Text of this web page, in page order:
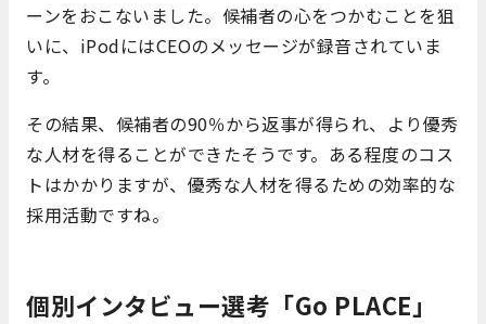
ーンをおこないました。候補者の心をつかむことを狙
いに、iPodにはCEOのメッセージが録音されていま
す。
その結果、候補者の90％から返事が得られ、より優秀
な人材を得ることができたそうです。ある程度のコス
トはかかりますが、優秀な人材を得るための効率的な
採用活動ですね。
個別インタビュー選考「Go PLACE」